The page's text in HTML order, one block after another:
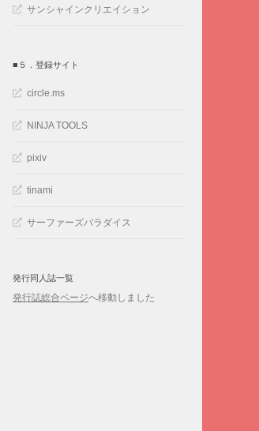
サンシャインクリエイション
■５．登録サイト
circle.ms
NINJA TOOLS
pixiv
tinami
サーファーズパラダイス
発行同人誌一覧
発行誌総合ページへ移動しました